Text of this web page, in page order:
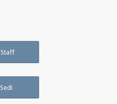
Staff
Sedi